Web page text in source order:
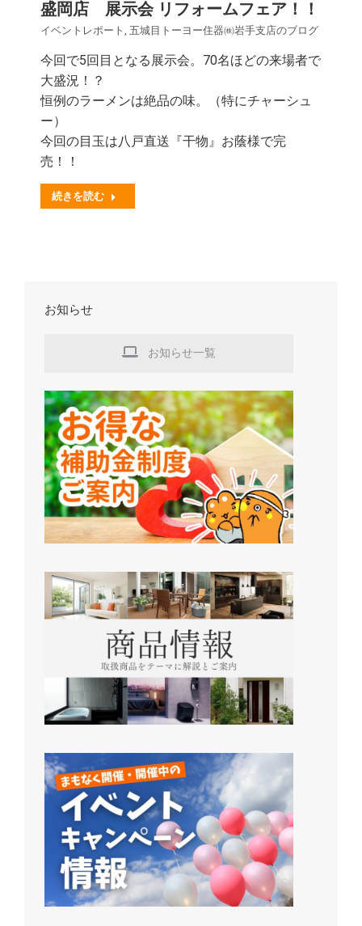
盛岡店 展示会 リフォームフェア！！
イベントレポート , 五城目トーヨー住器㈱岩手支店のブログ
今回で5回目となる展示会。70名ほどの来場者で
大盛況！？
恒例のラーメンは絶品の味。（特にチャーシュ
ー）
今回の目玉は八戸直送『干物』お蔭様で完
売！！
続きを読む
お知らせ
お知らせ一覧